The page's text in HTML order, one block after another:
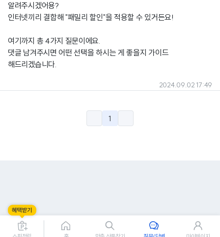
알려주시겠어용?
인터넷끼리 결합해 "패밀리 할인"을 적용할 수 있거든요!
여기까지 총 4가지 질문이에요.
댓글 남겨주시면 어떤 선택을 하시는 게 좋을지 가이드
해드리겠습니다.
2024.09.02 17:49
1